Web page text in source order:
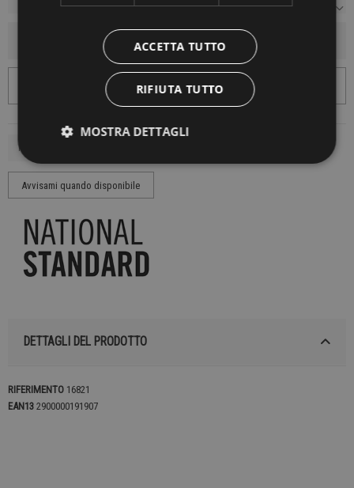
AGGIUNGI AL CARRELLO
DETTAGLI DEL PRODOTTO
RIFERIMENTO 16821
EAN13 2900000191907
ACCETTA TUTTO
RIFIUTA TUTTO
MOSTRA DETTAGLI